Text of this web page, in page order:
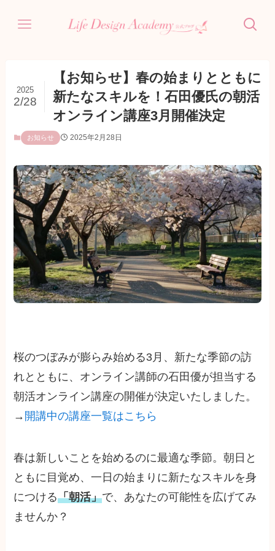
【お知らせ】春の始まりとともに
新たなスキルを！石田優氏の朝活
オンライン講座3月開催決定
2025
2/28
お知らせ 2025年2月28日
桜のつぼみが膨らみ始める3月、新たな季節の訪
れとともに、オンライン講師の石田優が担当する
朝活オンライン講座の開催が決定いたしました。
→ 開講中の講座一覧はこちら
春は新しいことを始めるのに最適な季節。朝日と
ともに目覚め、一日の始まりに新たなスキルを身
につける「朝活」で、あなたの可能性を広げてみ
ませんか？